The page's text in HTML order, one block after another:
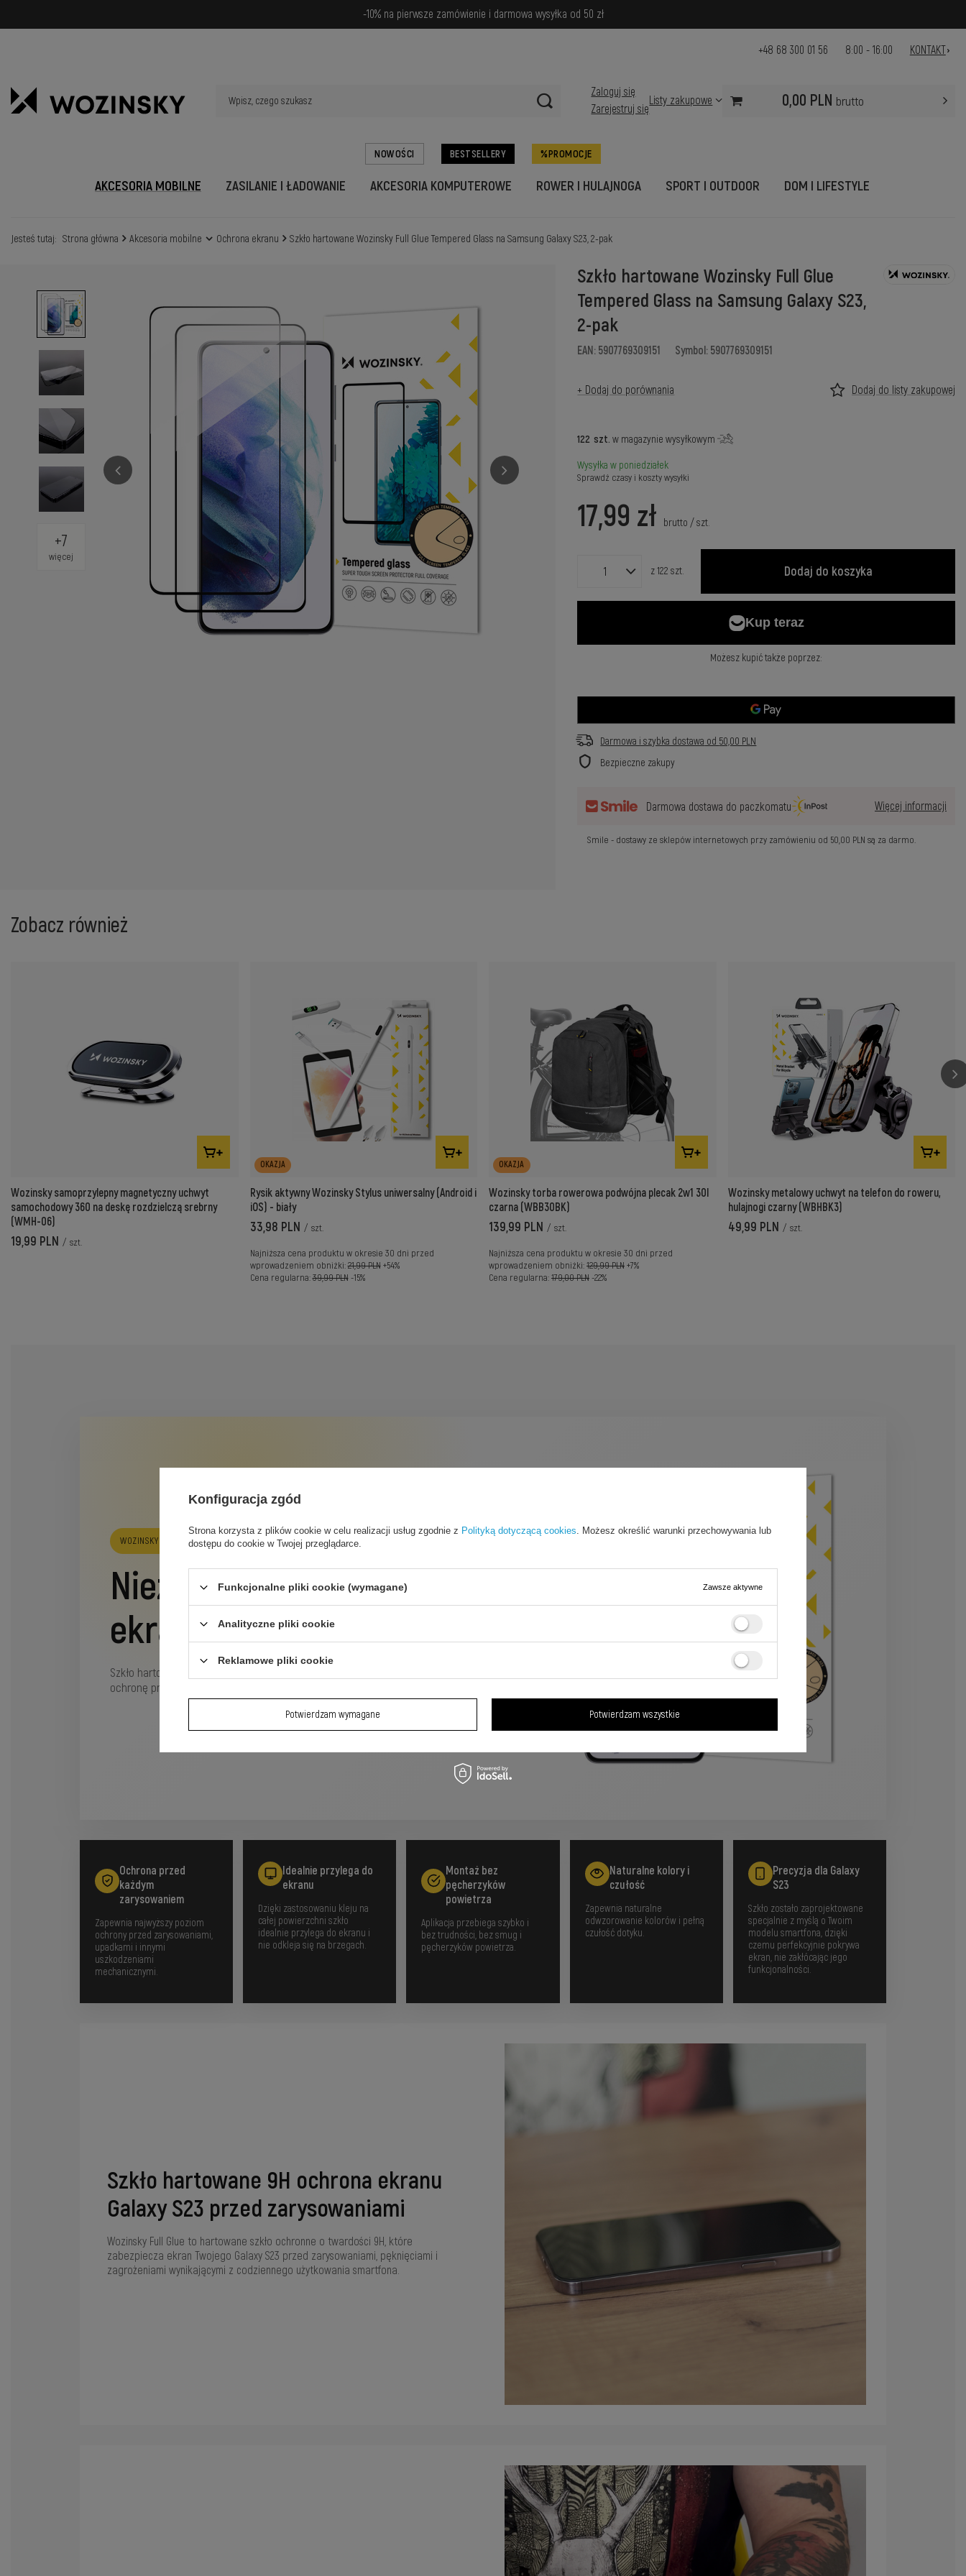
-10% na pierwsze zamówienie i darmowa wysyłka od 50 zł
+48 68 300 01 56 8:00 - 16:00 KONTAKT
Zaloguj się
Zarejestruj się
Listy zakupowe 0,00 PLN brutto
NOWOŚCI BESTSELLERY PROMOCJE
AKCESORIA MOBILNE ZASILANIE I ŁADOWANIE AKCESORIA KOMPUTEROWE ROWER I HULAJNOGA SPORT I OUTDOOR DOM I LIFESTYLE
Jesteś tutaj: Strona główna Akcesoria mobilne Ochrona ekranu Szkło hartowane Wozinsky Full Glue Tempered Glass na Samsung Galaxy S23, 2-pak
+7
więcej
Szkło hartowane Wozinsky Full Glue
Tempered Glass na Samsung Galaxy S23,
2-pak
EAN: 5907769309151 Symbol: 5907769309151
+ Dodaj do porównania Dodaj do listy zakupowej
122 szt. w magazynie wysyłkowym
Wysyłkaw poniedziałek
Sprawdź czasy i koszty wysyłki
17,99 zł brutto /szt.
z122szt. Dodaj do koszyka
Możesz kupić także poprzez:
Darmowa i szybka dostawa od 50,00 PLN
Bezpieczne zakupy
Darmowa dostawa do paczkomatu Więcej informacji
Smile - dostawy ze sklepów internetowych przy zamówieniu od 50,00 PLN są za darmo.
Zobacz również
Wozinsky samoprzylepny magnetyczny uchwyt
samochodowy 360 na deskę rozdzielczą srebrny
(WMH-06)
19,99 PLN / szt.
OKAZJA
Rysik aktywny Wozinsky Stylus uniwersalny (Android i
iOS) - biały
33,98 PLN / szt.
Najniższa cena produktu w okresie 30 dni przed
wprowadzeniem obniżki:21,99 PLN +54%
Cena regularna:39,99 PLN -15%
OKAZJA
Wozinsky torba rowerowa podwójna plecak 2w1 30l
czarna (WBB30BK)
139,99 PLN / szt.
Najniższa cena produktu w okresie 30 dni przed
wprowadzeniem obniżki:129,99 PLN+7%
Cena regularna:179,00 PLN-22%
Wozinsky metalowy uchwyt na telefon do roweru,
hulajnogi czarny (WBHBK3)
49,99 PLN / szt.
WOZINSKY FULL GLUE TEMPERED GLASS
Niezawodna ochrona
ekranu dla Galaxy S23
Szkło hartowane z twardością 9H i pełnym klejem zapewnia maksymalną
ochronę przed uszkodzeniami oraz idealne przyleganie do wyświetlacza.
Ochrona przed
każdym
zarysowaniem
Zapewnia najwyższy poziom
ochrony przed zarysowaniami,
upadkami i innymi
uszkodzeniami
mechanicznymi.
Idealnie przylega do
ekranu
Dzięki zastosowaniu kleju na
całej powierzchni szkło
idealnie przylega do ekranu i
nie odkleja się na brzegach.
Montaż bez
pęcherzyków
powietrza
Aplikacja przebiega szybko i
bez trudności, bez smug i
pęcherzyków powietrza.
Naturalne kolory i
czułość
Zapewnia naturalne
odwzorowanie kolorów i pełną
czułość dotyku.
Precyzja dla Galaxy
S23
Szkło zostało zaprojektowane
specjalnie z myślą o Twoim
modelu smartfona, dzięki
czemu perfekcyjnie pokrywa
ekran, nie zakłócając jego
funkcjonalności.
Szkło hartowane 9H ochrona ekranu
Galaxy S23 przed zarysowaniami
Wozinsky Full Glue to hartowane szkło ochronne o twardości 9H, które
zabezpiecza ekran Twojego Galaxy S23 przed zarysowaniami, pęknięciami i
zagrożeniami wynikającymi z codziennego użytkowania smartfona.
Konfiguracja zgód
Strona korzysta z plików cookie w celu realizacji usług zgodnie z Polityką dotyczącą cookies. Możesz określić warunki przechowywania lub
dostępu do cookie w Twojej przeglądarce.
Funkcjonalne pliki cookie (wymagane) Zawsze aktywne
Analityczne pliki cookie
Reklamowe pliki cookie
Potwierdzam wymagane Potwierdzam wszystkie